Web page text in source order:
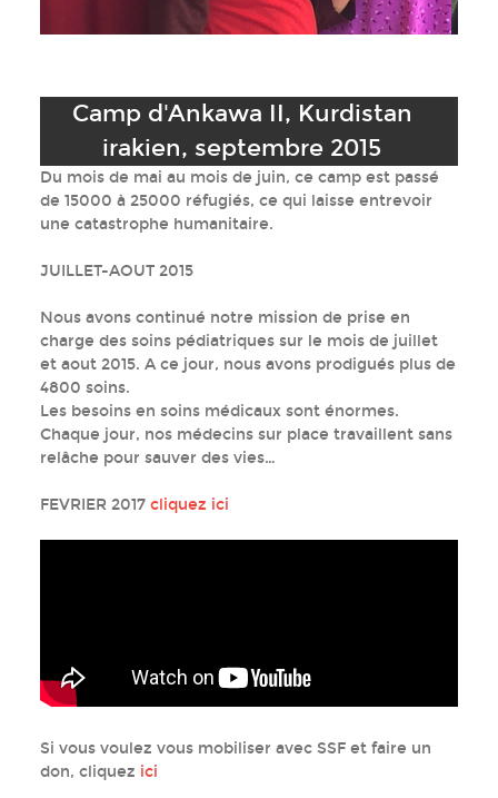
Camp d'Ankawa II, Kurdistan
irakien, septembre 2015
Du mois de mai au mois de juin, ce camp est passé
de 15000 à 25000 réfugiés, ce qui laisse entrevoir
une catastrophe humanitaire.
JUILLET-AOUT 2015
Nous avons continué notre mission de prise en
charge des soins pédiatriques sur le mois de juillet
et aout 2015. A ce jour, nous avons prodigués plus de
4800 soins.
Les besoins en soins médicaux sont énormes.
Chaque jour, nos médecins sur place travaillent sans
relâche pour sauver des vies…
FEVRIER 2017 cliquez ici
Si vous voulez vous mobiliser avec SSF et faire un
don, cliquez ici